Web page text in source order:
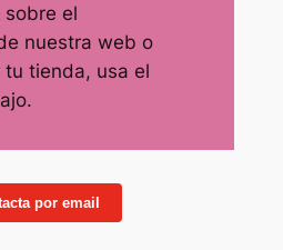
sobre el
nuestra web o
tu tienda, usa el
por email